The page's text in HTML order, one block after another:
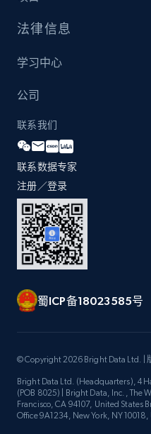
法律信息
学习中心
公司
联系我们
联系数据专家
注册／登录
蜀ICP备18023585号
© Copyright 2026 Bright Data Ltd. |
Bright Data Ltd. (Headquarters), 4
(POB 8025) | Bright Data, Inc., The
Francisco, CA 94107, United States
Office 9A1234, New York, NY